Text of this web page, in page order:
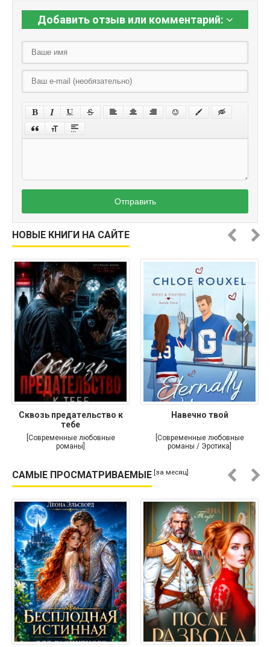
Добавить отзыв или комментарий:
Отправить
НОВЫЕ КНИГИ НА САЙТЕ
Сквозь предательство к
тебе
[Современные любовные
романы]
Навечно твой
[Современные любовные
романы / Эротика]
САМЫЕ ПРОСМАТРИВАЕМЫЕ [за месяц]